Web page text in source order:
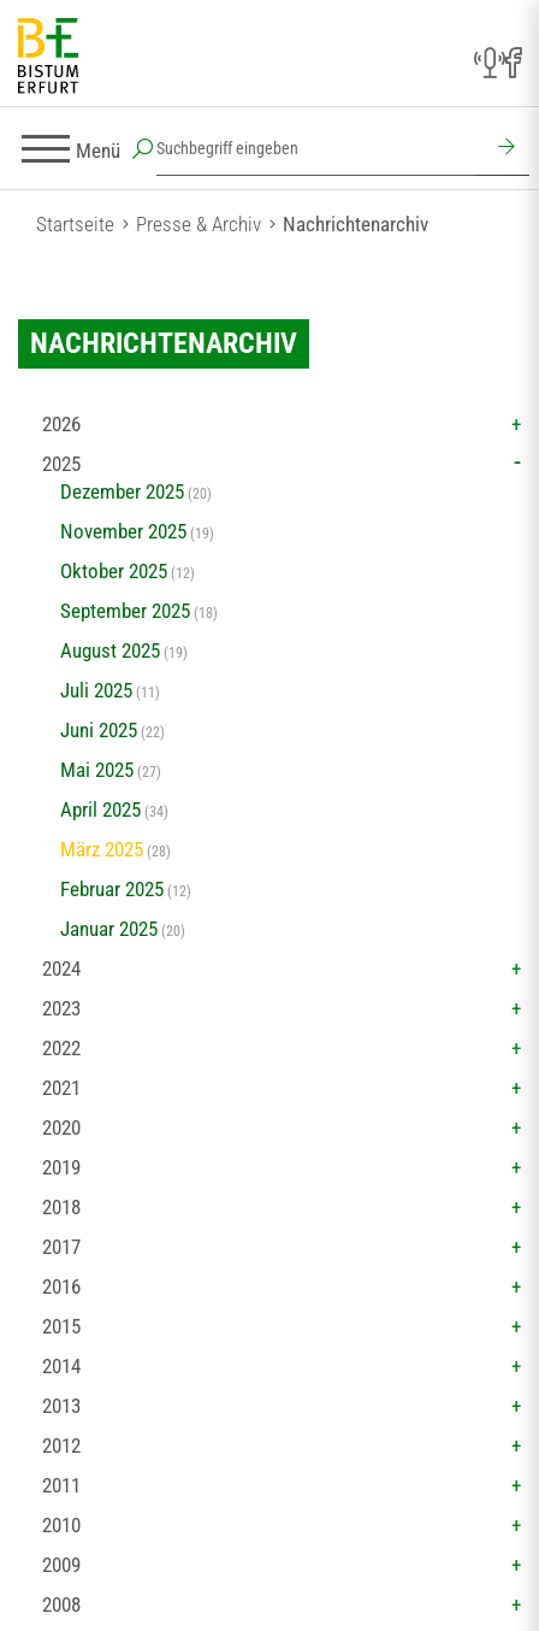
Menü
Startseite Presse & Archiv Nachrichtenarchiv
NACHRICHTENARCHIV
2026
2025
Dezember 2025 (20)
November 2025 (19)
Oktober 2025 (12)
September 2025 (18)
August 2025 (19)
Juli 2025 (11)
Juni 2025 (22)
Mai 2025 (27)
April 2025 (34)
März 2025 (28)
Februar 2025 (12)
Januar 2025 (20)
2024
2023
2022
2021
2020
2019
2018
2017
2016
2015
2014
2013
2012
2011
2010
2009
2008